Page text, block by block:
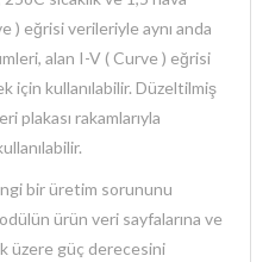
) eğrisi verileriyle aynı anda
alan I-V ( Curve ) eğrisi
için kullanılabilir. Düzeltilmiş
plakası rakamlarıyla
bir üretim sorununu
ürün veri sayfalarına ve
üzere güç derecesini